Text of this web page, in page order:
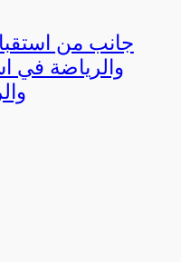
جانب من
والرياضة في